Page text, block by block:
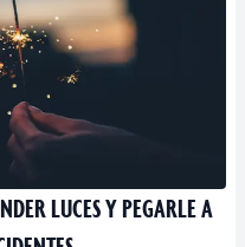
LUCES Y PEGARLE A